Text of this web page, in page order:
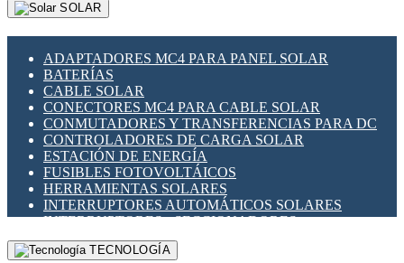
SOLAR
ADAPTADORES MC4 PARA PANEL SOLAR
BATERÍAS
CABLE SOLAR
CONECTORES MC4 PARA CABLE SOLAR
CONMUTADORES Y TRANSFERENCIAS PARA DC
CONTROLADORES DE CARGA SOLAR
ESTACIÓN DE ENERGÍA
FUSIBLES FOTOVOLTÁICOS
HERRAMIENTAS SOLARES
INTERRUPTORES AUTOMÁTICOS SOLARES
INTERRUPTORES - SECCIONADORES
FOTOVOLTÁICOS
MONTAJE PANEL SOLAR
TECNOLOGÍA